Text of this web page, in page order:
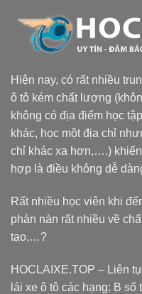
Hiện nay, có rất nhiều
ô tô kém chất lượng
không có địa điểm học
khác, học một địa chỉ
chỉ khác xa hơn,….)
hợp là điều không dễ
Rất nhiều học viên khi
phàn nàn rất nhiều về
tạo,…?
HOCLAIXE.TOP – Liên
lái xe ô tô các hạng: B